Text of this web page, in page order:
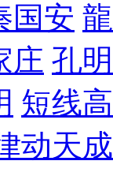
国安
庄 孔
短线
动天成